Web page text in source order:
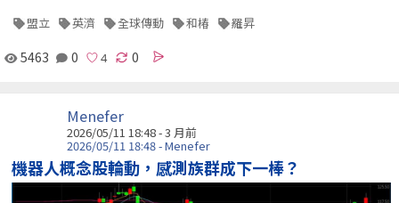
盟立 英濟 全球傳動 和椿 羅昇
5463 0 0
Menefer
2026/05/11 18:48 - 3 月前
2026/05/11 18:48 - Menefer
機器人概念股輪動，感測族群成下一棒？